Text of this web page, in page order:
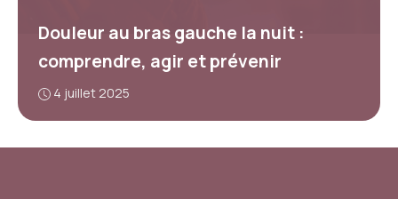
Douleur au bras gauche la nuit :
comprendre, agir et prévenir
4 juillet 2025